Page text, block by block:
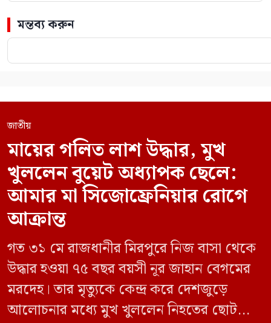
মন্তব্য করুন
জাতীয়
মায়ের গলিত লাশ উদ্ধার, মুখ
খুললেন বুয়েট অধ্যাপক ছেলে:
আমার মা সিজোফ্রেনিয়ার রোগে
আক্রান্ত
গত ৩১ মে রাজধানীর মিরপুরে নিজ বাসা থেকে
উদ্ধার হওয়া ৭৫ বছর বয়সী নূর জাহান বেগমের
মরদেহ। তার মৃত্যুকে কেন্দ্র করে দেশজুড়ে
আলোচনার মধ্যে মুখ খুললেন নিহতের ছোট